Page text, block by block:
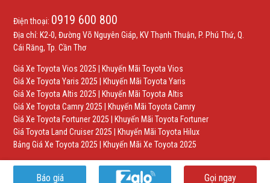
Điện thoại: 0919 600 800
Địa chỉ: K2-0, Đường Võ Nguyên Giáp, KV Thạnh Thuận, P. Phú Thứ, Q.
Cái Răng, Tp. Cần Thơ
Giá Xe Toyota Vios 2025
Khuyến Mãi Toyota Vios
Giá Xe Toyota Yaris 2025
Khuyến Mãi Toyota Yaris
Giá Xe Toyota Altis 2025
Khuyến Mãi Toyota Altis
Giá Xe Toyota Camry 2025
Khuyến Mãi Toyota Camry
Giá Xe Toyota Fortuner 2025
Khuyến Mãi Toyota Fortuner
Giá Toyota Land Cruiser 2025
Khuyến Mãi Toyota Hilux
Bảng Giá Xe Toyota 2025
Khuyến Mãi Xe Toyota 2025
Báo giá Gọi ngay